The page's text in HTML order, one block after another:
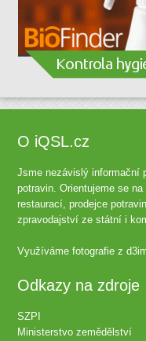
O iQSL.cz
Jsme nezávislý informační
potravin. Orientujeme se
restaurací, prodejce
zpravodajství ze státní i
Využíváme fotografie z
Odkazy na zdroje
SZPI
Ministerstvo zemědělství